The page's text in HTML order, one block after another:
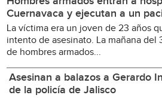
Cuernavaca y ejecutan a un
La víctima era un joven de 23 años
intento de asesinato. La mañana del
de hombres armados...
Asesinan a balazos a Gerardo
de la policía de Jalisco